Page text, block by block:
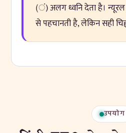
(ं) अलग ध्वनि देता है। न्यूरल
से पहचानती है, लेकिन सही
उपयोग